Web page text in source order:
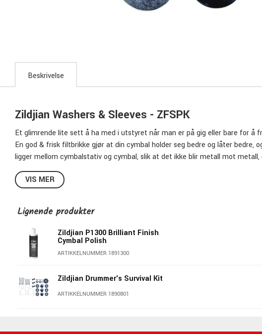
Beskrivelse
Zildjian Washers & Sleeves - ZFSPK
Et glimrende lite sett å ha med i utstyret når man er på gig eller bare for å
En god & frisk filtbrikke gjør at din cymbal holder seg bedre og låter bedre,
ligger mellom cymbalstativ og cymbal, slik at det ikke blir metall mot
eliminerer eventuelle støyende ulyder som kan oppstå dersom cymbaltilten
ZFSPK inneholder:
6 stk cymbaleashers i filt
3 stk sleeves med innebygd brikke
Zildjian - Mer enn bare cymbaler!
uvurderlig sortiment for trommeslagere. Vesker til både trommestikker og
trommehansker & øvingsplater for å nevne noen produktgrupper som
Zildjian - Genuine Turkish Cymbals Made In USA
VIS MER
Lignende produkter
Zildjian P1300 Brilliant Finish
Cymbal Polish
ARTIKKELNUMMER 1891300
Zildjian Drummer's Survival Kit
ARTIKKELNUMMER 1890801